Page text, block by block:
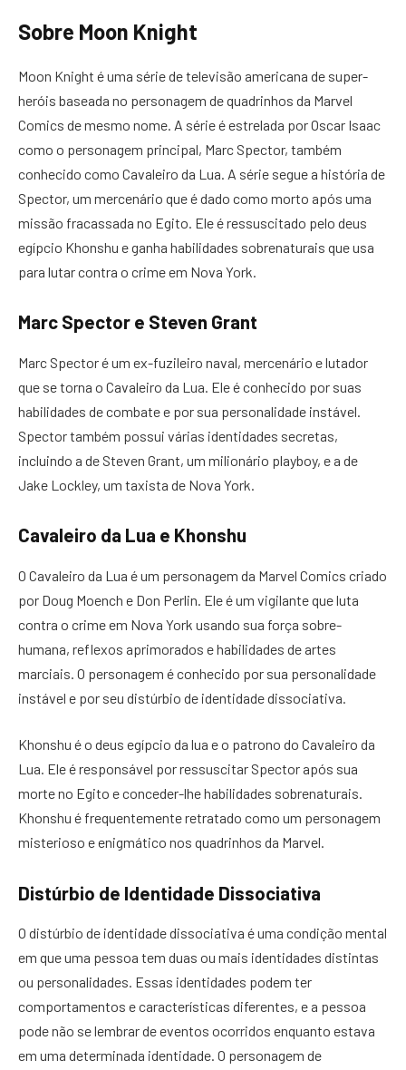
Sobre Moon Knight
Moon Knight é uma série de televisão americana de super-
heróis baseada no personagem de quadrinhos da Marvel
Comics de mesmo nome. A série é estrelada por Oscar Isaac
como o personagem principal, Marc Spector, também
conhecido como Cavaleiro da Lua. A série segue a história de
Spector, um mercenário que é dado como morto após uma
missão fracassada no Egito. Ele é ressuscitado pelo deus
egípcio Khonshu e ganha habilidades sobrenaturais que usa
para lutar contra o crime em Nova York.
Marc Spector e Steven Grant
Marc Spector é um ex-fuzileiro naval, mercenário e lutador
que se torna o Cavaleiro da Lua. Ele é conhecido por suas
habilidades de combate e por sua personalidade instável.
Spector também possui várias identidades secretas,
incluindo a de Steven Grant, um milionário playboy, e a de
Jake Lockley, um taxista de Nova York.
Cavaleiro da Lua e Khonshu
O Cavaleiro da Lua é um personagem da Marvel Comics criado
por Doug Moench e Don Perlin. Ele é um vigilante que luta
contra o crime em Nova York usando sua força sobre-
humana, reflexos aprimorados e habilidades de artes
marciais. O personagem é conhecido por sua personalidade
instável e por seu distúrbio de identidade dissociativa.
Khonshu é o deus egípcio da lua e o patrono do Cavaleiro da
Lua. Ele é responsável por ressuscitar Spector após sua
morte no Egito e conceder-lhe habilidades sobrenaturais.
Khonshu é frequentemente retratado como um personagem
misterioso e enigmático nos quadrinhos da Marvel.
Distúrbio de Identidade Dissociativa
O distúrbio de identidade dissociativa é uma condição mental
em que uma pessoa tem duas ou mais identidades distintas
ou personalidades. Essas identidades podem ter
comportamentos e características diferentes, e a pessoa
pode não se lembrar de eventos ocorridos enquanto estava
em uma determinada identidade. O personagem de